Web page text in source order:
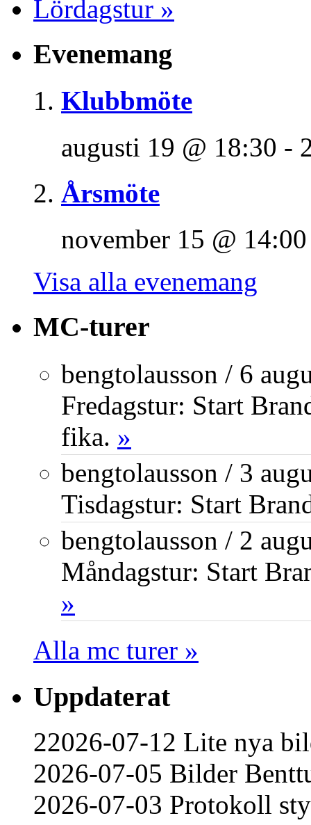
Lördagstur »
Evenemang
Klubbmöte
augusti 19 @ 18:30 -
Årsmöte
november 15 @ 14:00
Visa alla evenemang
MC-turer
bengtolausson / 6
Fredagstur: Start
fika. »
bengtolausson / 3
Tisdagstur: Start
bengtolausson / 2
Måndagstur: Start
»
Alla mc turer »
Uppdaterat
22026-07-12 Lite nya
2026-07-05 Bilder
2026-07-03 Protokoll